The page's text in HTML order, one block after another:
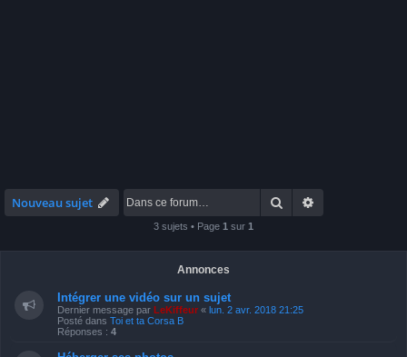
Nouveau sujet Rechercher
3 sujets • Page 1 sur 1
Annonces
Intégrer une vidéo sur un sujet
Dernier message par LeKiffeur « lun. 2 avr. 2018 21:25
Posté dans Toi et ta Corsa B
Réponses : 4